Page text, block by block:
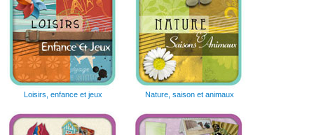
Loisirs, enfance et jeux Nature, saison et animaux